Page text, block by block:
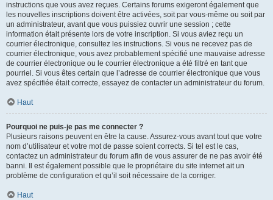
instructions que vous avez reçues. Certains forums exigeront également que
les nouvelles inscriptions doivent être activées, soit par vous-même ou soit par
un administrateur, avant que vous puissiez ouvrir une session ; cette
information était présente lors de votre inscription. Si vous aviez reçu un
courrier électronique, consultez les instructions. Si vous ne recevez pas de
courrier électronique, vous avez probablement spécifié une mauvaise adresse
de courrier électronique ou le courrier électronique a été filtré en tant que
pourriel. Si vous êtes certain que l’adresse de courrier électronique que vous
avez spécifiée était correcte, essayez de contacter un administrateur du forum.
Haut
Pourquoi ne puis-je pas me connecter ?
Plusieurs raisons peuvent en être la cause. Assurez-vous avant tout que votre
nom d’utilisateur et votre mot de passe soient corrects. Si tel est le cas,
contactez un administrateur du forum afin de vous assurer de ne pas avoir été
banni. Il est également possible que le propriétaire du site internet ait un
problème de configuration et qu’il soit nécessaire de la corriger.
Haut